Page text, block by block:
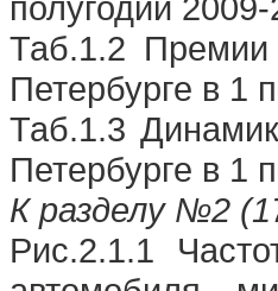
Таб.1.2
Петербурге в 1
Таб.1.3
Петербурге в 1
К разделу №2
Рис.2.1.1